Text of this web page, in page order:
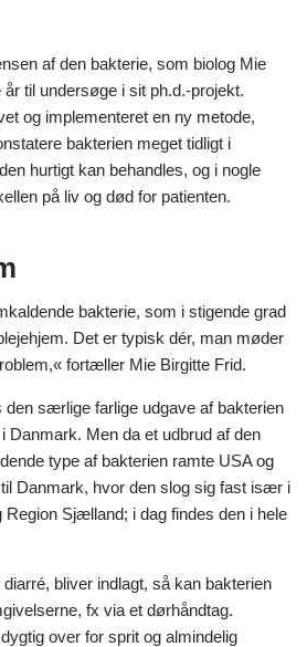
af den bakterie, som biolog Mie
til undersøge i sit ph.d.-projekt.
og implementeret en ny metode,
bakterien meget tidligt i
hurtigt kan behandles, og i nogle
på liv og død for patienten.
bakterie, som i stigende grad
Det er typisk dér, man møder
fortæller Mie Birgitte Frid.
den særlige farlige udgave af bakterien
Danmark. Men da et udbrud af den
type af bakterien ramte USA og
Danmark, hvor den slog sig fast især i
Region Sjælland; i dag findes den i hele
bliver indlagt, så kan bakterien
fx via et dørhåndtag.
over for sprit og almindelig